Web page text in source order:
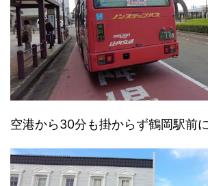
空港から30分も掛からず鶴岡駅前